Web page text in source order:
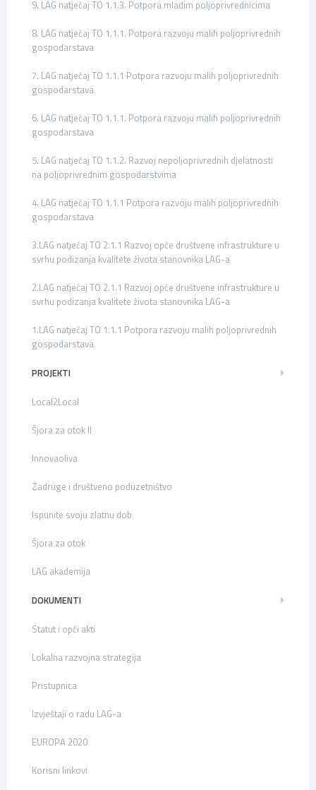
9. LAG natječaj TO 1.1.3. Potpora mladim poljoprivrednicima
8. LAG natječaj TO 1.1.1. Potpora razvoju malih poljoprivrednih
gospodarstava
7. LAG natječaj TO 1.1.1 Potpora razvoju malih poljoprivrednih
gospodarstava
6. LAG natječaj TO 1.1.1. Potpora razvoju malih poljoprivrednih
gospodarstava
5. LAG natječaj TO 1.1.2. Razvoj nepoljoprivrednih djelatnosti
na poljoprivrednim gospodarstvima
4. LAG natječaj TO 1.1.1 Potpora razvoju malih poljoprivrednih
gospodarstava
3.LAG natječaj TO 2.1.1 Razvoj opće društvene infrastrukture u
svrhu podizanja kvalitete života stanovnika LAG-a
2.LAG natječaj TO 2.1.1 Razvoj opće društvene infrastrukture u
svrhu podizanja kvalitete života stanovnika LAG-a
1.LAG natječaj TO 1.1.1 Potpora razvoju malih poljoprivrednih
gospodarstava
PROJEKTI
Local2Local
Šjora za otok II
Innovaoliva
Zadruge i društveno poduzetništvo
Ispunite svoju zlatnu dob
Šjora za otok
LAG akademija
DOKUMENTI
Statut i opći akti
Lokalna razvojna strategija
Pristupnica
Izvještaji o radu LAG-a
EUROPA 2020
Korisni linkovi